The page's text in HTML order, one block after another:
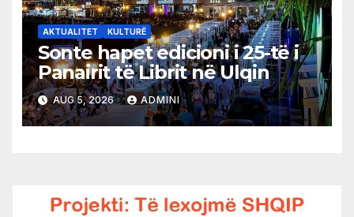
AKTUALITET KULTURË
Sonte hapet edicioni i 25-të i
Panairit të Librit në Ulqin
AUG 5, 2026 ADMINI